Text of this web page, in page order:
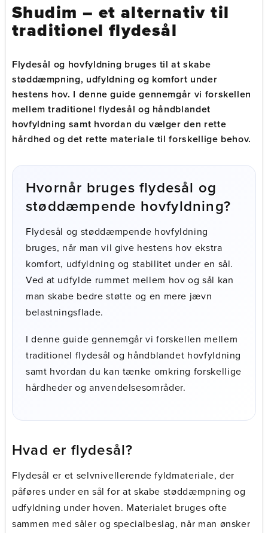
Shudim – et alternativ til
traditionel flydesål
Flydesål og hovfyldning bruges til at skabe
støddæmpning, udfyldning og komfort under
hestens hov. I denne guide gennemgår vi forskellen
mellem traditionel flydesål og håndblandet
hovfyldning samt hvordan du vælger den rette
hårdhed og det rette materiale til forskellige behov.
Hvornår bruges flydesål og
støddæmpende hovfyldning?
Flydesål og støddæmpende hovfyldning
bruges, når man vil give hestens hov ekstra
komfort, udfyldning og stabilitet under en sål.
Ved at udfylde rummet mellem hov og sål kan
man skabe bedre støtte og en mere jævn
belastningsflade.
I denne guide gennemgår vi forskellen mellem
traditionel flydesål og håndblandet hovfyldning
samt hvordan du kan tænke omkring forskellige
hårdheder og anvendelsesområder.
Hvad er flydesål?
Flydesål er et selvnivellerende fyldmateriale, der
påføres under en sål for at skabe støddæmpning og
udfyldning under hoven. Materialet bruges ofte
sammen med såler og specialbeslag, når man ønsker